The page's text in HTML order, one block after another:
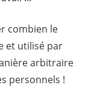
combien le
et utilisé par
arbitraire
personnels !